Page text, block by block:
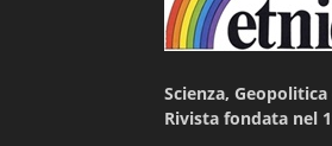
Scienza,
Rivista fondata nel